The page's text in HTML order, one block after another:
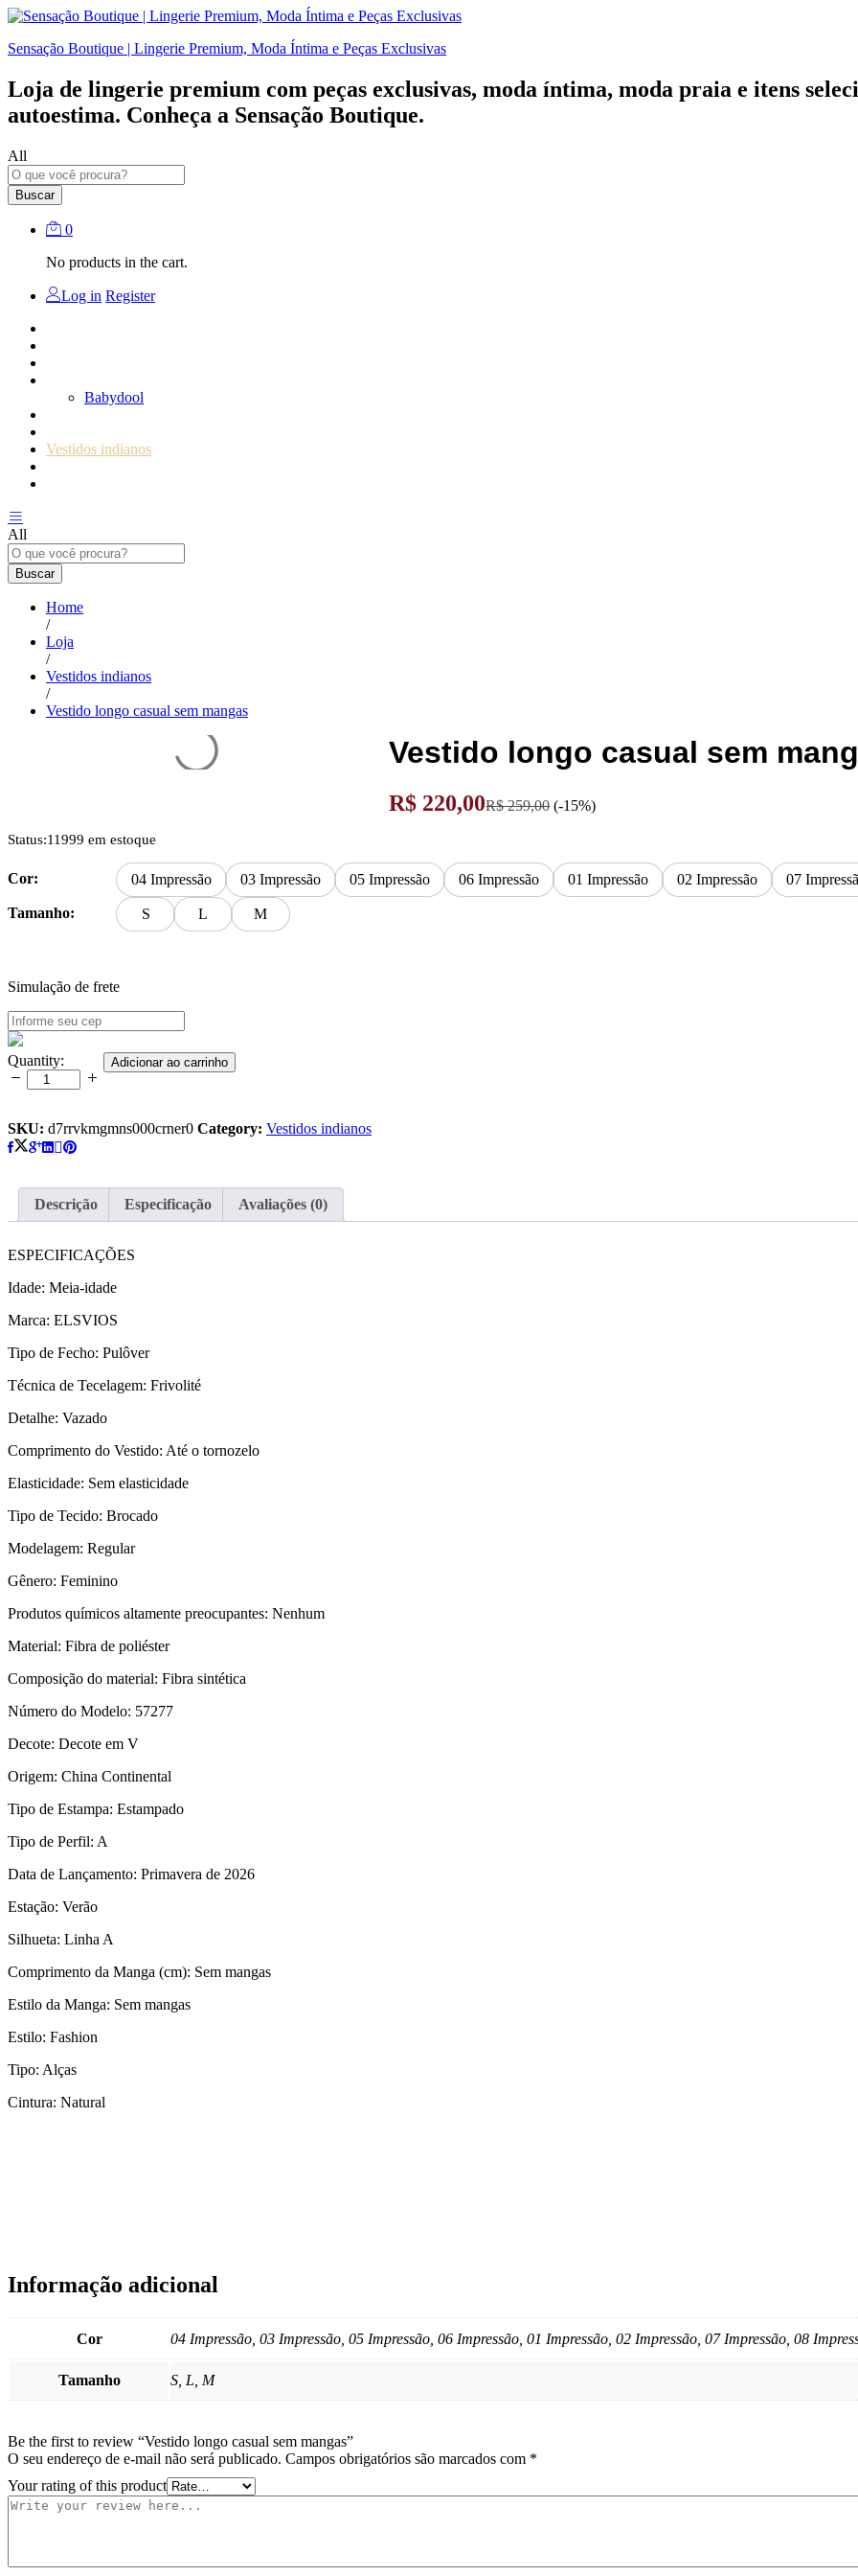
Sensação Boutique | Lingerie Premium, Moda Íntima e Peças Exclusivas
Loja de lingerie premium com peças exclusivas, moda íntima, moda praia e itens
autoestima. Conheça a Sensação Boutique.
All
Buscar
0
No products in the cart.
Log in Register
Babydool
Vestidos indianos
All
Buscar
Home
/
Loja
/
Vestidos indianos
/
Vestido longo casual sem mangas
Vestido longo casual sem
R$ 220,00R$259,00 (-15%)
Status:11999 em estoque
Cor: 04 Impressão 03 Impressão 05 Impressão 06 Impressão 01 Impressão 02 Impressão 07
Tamanho: S L M
Simulação de frete
Vestido
longo
casual
mangas
quantity
Quantity: Adicionar ao carrinho
SKU: d7rrvkmgmns000crner0 Category: Vestidos indianos
Descrição Especificação Avaliações (0)
ESPECIFICAÇÕES
Idade: Meia-idade
Marca: ELSVIOS
Tipo de Fecho: Pulôver
Técnica de Tecelagem: Frivolité
Detalhe: Vazado
Comprimento do Vestido: Até o tornozelo
Elasticidade: Sem elasticidade
Tipo de Tecido: Brocado
Modelagem: Regular
Gênero: Feminino
Produtos químicos altamente preocupantes: Nenhum
Material: Fibra de poliéster
Composição do material: Fibra sintética
Número do Modelo: 57277
Decote: Decote em V
Origem: China Continental
Tipo de Estampa: Estampado
Tipo de Perfil: A
Data de Lançamento: Primavera de 2026
Estação: Verão
Silhueta: Linha A
Comprimento da Manga (cm): Sem mangas
Estilo da Manga: Sem mangas
Estilo: Fashion
Tipo: Alças
Cintura: Natural
Informação adicional
Cor 04 Impressão, 03 Impressão, 05 Impressão, 06 Impressão, 01 Impressão, 02 Impressão, 07 Impressão, 08
Tamanho S, L, M
Be the first to review “Vestido longo casual sem mangas”
O seu endereço de e-mail não será publicado. Campos obrigatórios são marcados com *
Your rating of this product